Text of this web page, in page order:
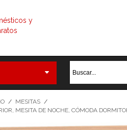
/ MESITAS /
MESITA DE NOCHE, CÓMODA